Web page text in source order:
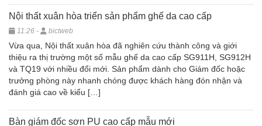
Nội thất xuân hòa triển sản phẩm ghế da cao cấp
11:26 - bictweb
Vừa qua, Nội thất xuân hòa đã nghiên cứu thành công và giới
thiệu ra thị trường một số mẫu ghế da cao cấp SG911H, SG912H
và TQ19 với nhiều đổi mới. Sản phẩm dành cho Giám đốc hoặc
trưởng phòng này nhanh chóng được khách hàng đón nhận và
đánh giá cao về kiểu […]
Bàn giám đốc sơn PU cao cấp mẫu mới